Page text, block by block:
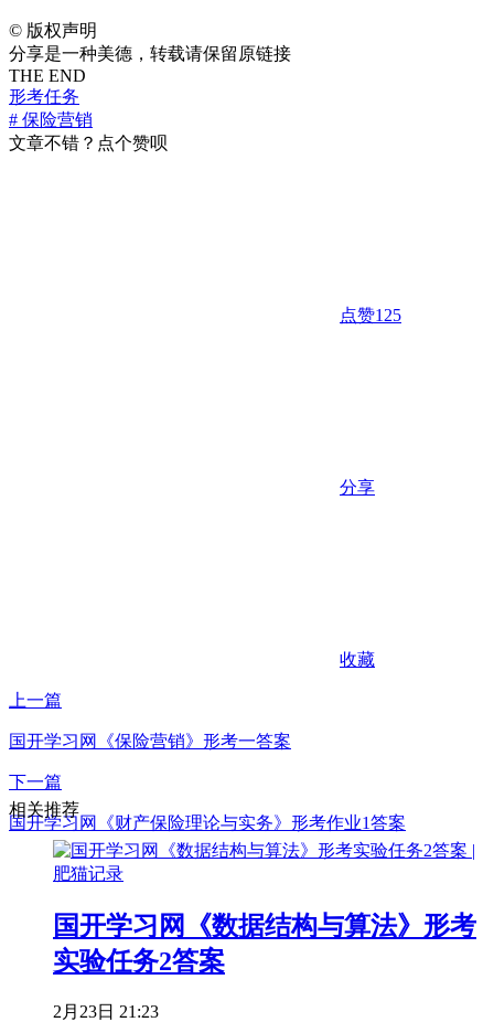
© 版权声明
分享是一种美德，转载请保留原链接
THE END
形考任务
# 保险营销
文章不错？点个赞呗
点赞125
分享
收藏
上一篇
国开学习网《保险营销》形考一答案
下一篇
国开学习网《财产保险理论与实务》形考作业1答案
相关推荐
国开学习网《数据结构与算法》形考
实验任务2答案
2月23日 21:23